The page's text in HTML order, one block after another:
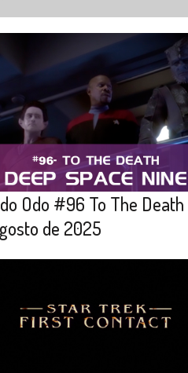
Odo #96 To The Death
de 2025